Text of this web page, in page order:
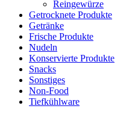
Reingewürze
Getrocknete Produkte
Getränke
Frische Produkte
Nudeln
Konservierte Produkte
Snacks
Sonstiges
Non-Food
Tiefkühlware